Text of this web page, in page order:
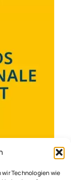
Technologien wie